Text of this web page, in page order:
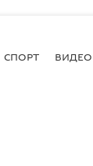
СПОРТ ВИДЕО